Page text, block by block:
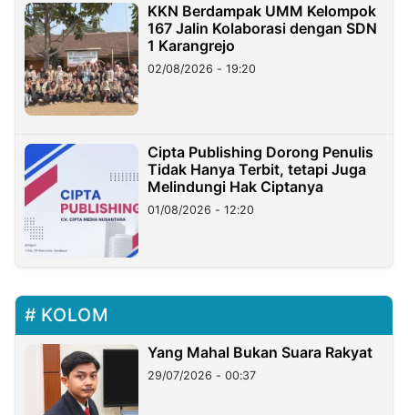
KKN Berdampak UMM Kelompok
167 Jalin Kolaborasi dengan SDN
1 Karangrejo
02/08/2026 - 19:20
Cipta Publishing Dorong Penulis
Tidak Hanya Terbit, tetapi Juga
Melindungi Hak Ciptanya
01/08/2026 - 12:20
KOLOM
Yang Mahal Bukan Suara Rakyat
29/07/2026 - 00:37